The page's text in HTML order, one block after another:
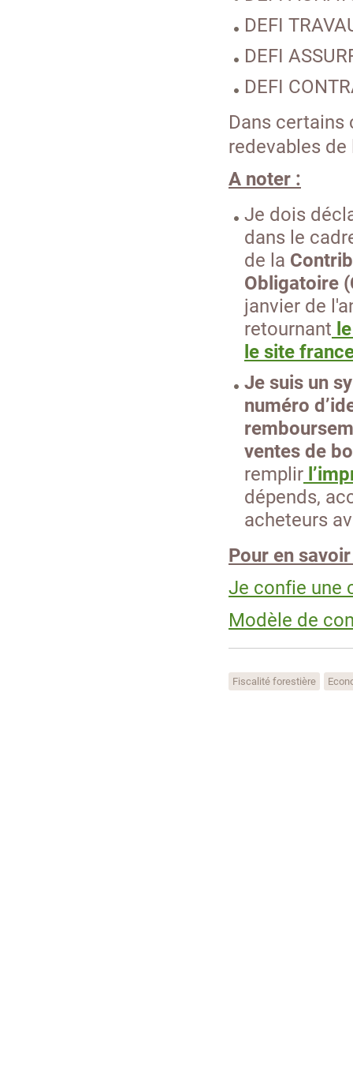
DEFI
DEFI
DEFI
Dans certains
redevables
A noter :
Je dois
dans le
de la
Obligatoire
janvier de
retournant
le site
Je suis un
numéro
ventes de
remplir
dépends,
acheteurs
Pour en
Je confie une
Modèle de
Fiscalité forestière